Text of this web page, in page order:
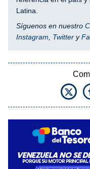
Latina.
Síguenos en nuestro
Instagram, Twitter y